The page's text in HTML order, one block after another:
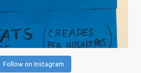
Follow on Instagram